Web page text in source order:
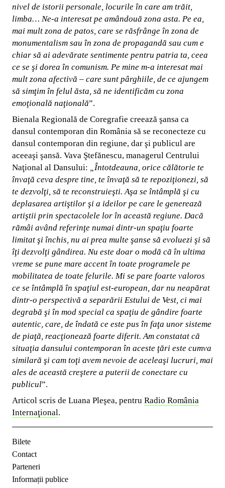
nivel de istorii personale, locurile în care am trăit,
limba… Ne-a interesat pe amândouă zona asta. Pe ea,
mai mult zona de patos, care se răsfrânge în zona de
monumentalism sau în zona de propagandă sau cum e
chiar să ai adevărate sentimente pentru patria ta, ceea
ce se şi dorea în comunism. Pe mine m-a interesat mai
mult zona afectivă – care sunt pârghiile, de ce ajungem
să simţim în felul ăsta, să ne identificăm cu zona
emoţională naţională”.
Bienala Regională de Coregrafie creează şansa ca
dansul contemporan din România să se reconecteze cu
dansul contemporan din regiune, dar şi publicul are
aceeaşi şansă. Vava Ştefănescu, managerul Centrului
Naţional al Dansului:
Întotdeauna, orice călătorie te
învaţă ceva despre tine, te învaţă să te repoziţionezi, să
te dezvolţi, să te reconstruieşti. Aşa se întâmplă şi cu
deplasarea artiştilor şi a ideilor pe care le generează
artiştii prin spectacolele lor în această regiune. Dacă
rămâi având referinţe numai dintr-un spaţiu foarte
limitat şi închis, nu ai prea multe şanse să evoluezi şi să
îţi dezvolţi gândirea. Nu este doar o modă că în ultima
vreme se pune mare accent în toate programele pe
mobilitatea de toate felurile. Mi se pare foarte valoros
ce se întâmplă în spaţiul est-european, dar nu neapărat
dintr-o perspectivă a separării Estului de Vest, ci mai
degrabă şi în mod special ca spaţiu de gândire foarte
autentic, care, de îndată ce este pus în faţa unor sisteme
de piaţă, reacţionează foarte diferit. Am constatat că
situaţia dansului contemporan în aceste ţări este cumva
similară şi cam toţi avem nevoie de aceleaşi lucruri, mai
ales de această creştere a puterii de conectare cu
publicul”.
Articol scris de Luana Pleşea, pentru Radio România
Internaţional.
Bilete
Contact
Parteneri
Informații publice